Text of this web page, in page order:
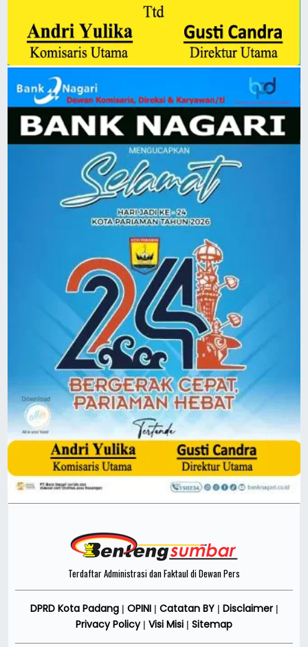
Terdaftar Administrasi dan Faktaul di Dewan Pers
DPRD Kota Padang| OPINI Catatan BY| Disclaimer|
Privacy Policy| Visi Misi Sitemap